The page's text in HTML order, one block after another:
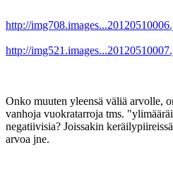
http://
http://
Onko muuten yleensä väliä arvolle,
vanhoja vuokratarroja tms.
negatiivisia? Joissakin
arvoa jne.